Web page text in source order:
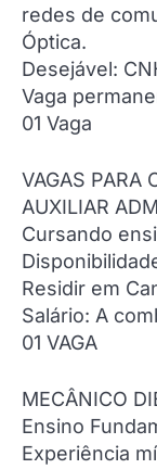
redes de
Óptica.
Desejável:
Vaga
01 Vaga
VAGAS PARA
AUXILIAR
Cursando
Residir em
Salário: A
01 VAGA
MECÂNICO
Ensino
Experiência